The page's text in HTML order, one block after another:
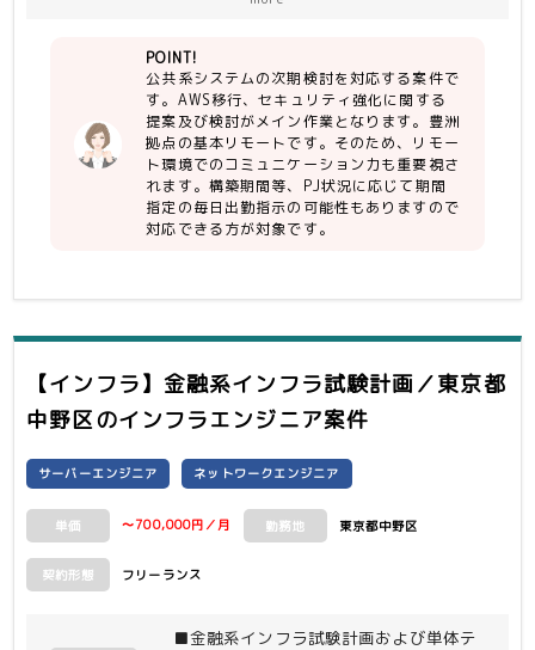
＜開発環境＞
・OＳ：ESXi, Red Hat Linux,
Windows Server
・製品：(SW)上記OS、VMWere、
VDI、JP1、ActiveDirectory、
Exchange、SKYSEA
LDAPManager、
CLUSTERPRO、Clyance、Sophos、
(他)AWS関連
検討、構築できる。
・新規製品採用の実現方式検討及びPoC
検証ができる。
・アーキテクト検討経験
POINT!
公共系システムの次期検討を対応する案件で
す。AWS移行、セキュリティ強化に関する
提案及び検討がメイン作業となります。豊洲
拠点の基本リモートです。そのため、リモー
ト環境でのコミュニケーション力も重要視さ
れます。構築期間等、PJ状況に応じて期間
指定の毎日出勤指示の可能性もありますので
対応できる方が対象です。
【インフラ】金融系インフラ試験計画／東京都
中野区のインフラエンジニア案件
サーバーエンジニア ネットワークエンジニア
単価 〜700,000円／月 勤務地 東京都中野区
契約形態 フリーランス
■金融系インフラ試験計画および単体テ